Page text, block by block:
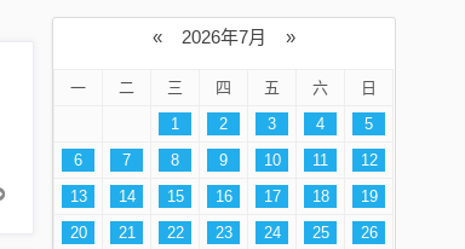
« 2026年7月 »
一 二 三 四 五 六
日
1
2 3 4
5
6
7 8 9 10 11
12
13
14 15 16 17 18
19
20
21 22 23 24 25
26